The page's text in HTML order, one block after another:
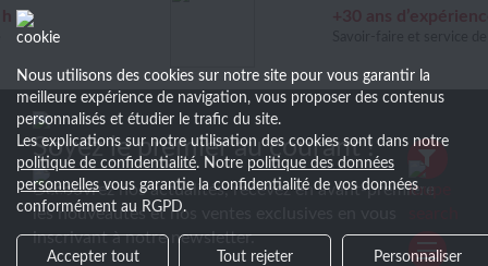
Soyez le premier au courant !
Découvrez nos actualités, recevez en avant-première
les nouveautés et nos ventes exclusives en vous
inscrivant à notre newsletter.
Nous utilisons des cookies sur notre site pour vous garantir la
meilleure expérience de navigation, vous proposer des contenus
personnalisés et étudier le trafic du site.
Les explications sur notre utilisation des cookies sont dans notre
politique de confidentialité. Notre politique des données
personnelles vous garantie la confidentialité de vos données
conformément au RGPD.
Accepter tout Tout rejeter Personnaliser